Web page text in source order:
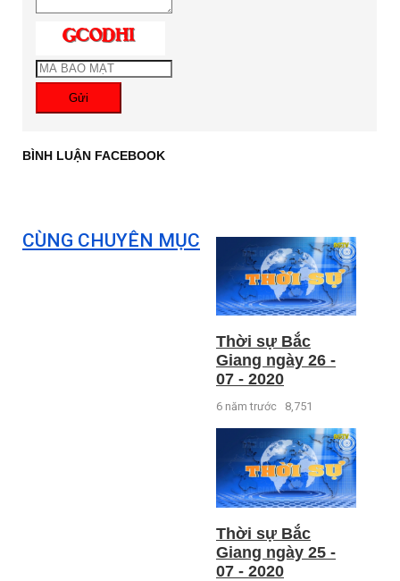
Gửi
BÌNH LUẬN FACEBOOK
CÙNG CHUYÊN MỤC
Thời sự Bắc
Giang ngày 26 -
07 - 2020
6 năm trước 8,751
Thời sự Bắc
Giang ngày 25 -
07 - 2020